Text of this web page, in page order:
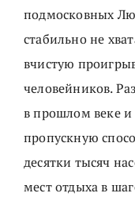
подмосковных
стабильно не
вчистую
человейников.
в прошлом веке
пропускную
десятки тысяч
мест отдыха в